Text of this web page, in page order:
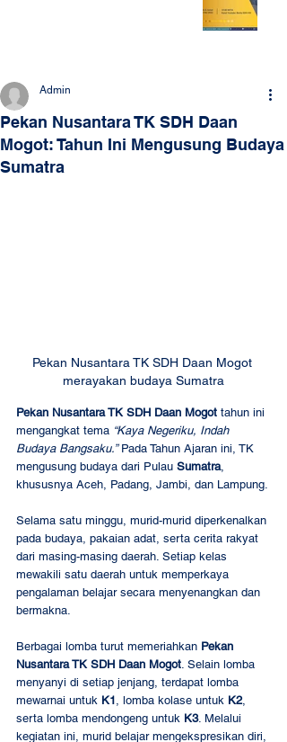
Pekan Nusantara TK SDH Daan
Mogot: Tahun Ini Mengusung Budaya
Sumatra
Admin
Pekan Nusantara TK SDH Daan Mogot
merayakan budaya Sumatra
Pekan Nusantara TK SDH Daan Mogot tahun ini
mengangkat tema “Kaya Negeriku, Indah
Budaya Bangsaku.” Pada Tahun Ajaran ini, TK
mengusung budaya dari Pulau Sumatra,
khususnya Aceh, Padang, Jambi, dan Lampung.
Selama satu minggu, murid-murid diperkenalkan
pada budaya, pakaian adat, serta cerita rakyat
dari masing-masing daerah. Setiap kelas
mewakili satu daerah untuk memperkaya
pengalaman belajar secara menyenangkan dan
bermakna.
Berbagai lomba turut memeriahkan Pekan
Nusantara TK SDH Daan Mogot. Selain lomba
menyanyi di setiap jenjang, terdapat lomba
mewarnai untuk K1, lomba kolase untuk K2,
serta lomba mendongeng untuk K3. Melalui
kegiatan ini, murid belajar mengekspresikan diri,